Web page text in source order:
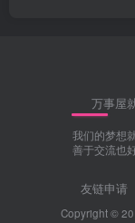
万事屋
我们的梦想
善于交流也
友链申请
Copyright ©